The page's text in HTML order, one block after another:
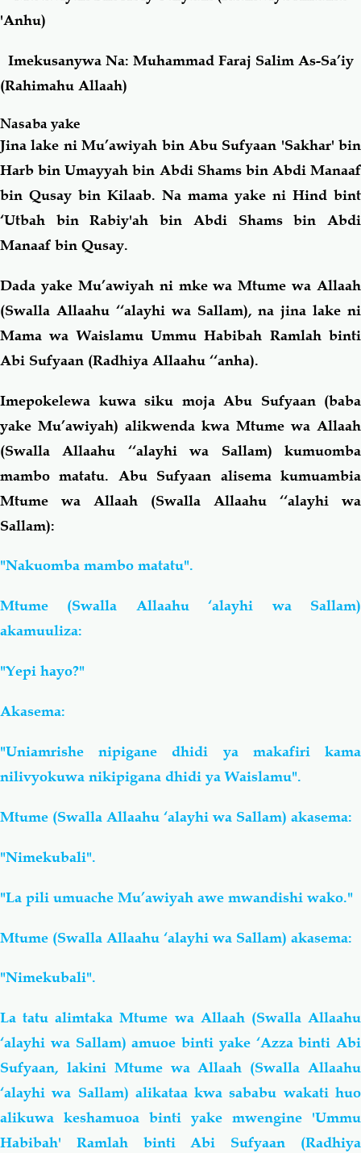
Fiqh-Ibaadah
Fataawa Za Ulamaa Kauli Za Salaf
Akhlaaq-Aadaab Raqaaiq
Familia-Jamii
Chemsha Bongo Vitabu
Mapishi
'Anhu)
Imekusanywa Na: Muhammad Faraj Salim As-Sa’iy
(Rahimahu Allaah)
Nasaba yake
Jina lake ni Mu’awiyah bin Abu Sufyaan 'Sakhar' bin
Harb bin Umayyah bin Abdi Shams bin Abdi Manaaf
bin Qusay bin Kilaab. Na mama yake ni Hind bint
‘Utbah bin Rabiy'ah bin Abdi Shams bin Abdi
Manaaf bin Qusay.
Dada yake Mu’awiyah ni mke wa Mtume wa Allaah
(Swalla Allaahu ‘‘alayhi wa Sallam), na jina lake ni
Mama wa Waislamu Ummu Habibah Ramlah binti
Abi Sufyaan (Radhiya Allaahu ‘‘anha).
Imepokelewa kuwa siku moja Abu Sufyaan (baba
yake Mu’awiyah) alikwenda kwa Mtume wa Allaah
(Swalla Allaahu ‘‘alayhi wa Sallam) kumuomba
mambo matatu. Abu Sufyaan alisema kumuambia
Mtume wa Allaah (Swalla Allaahu ‘‘alayhi wa
Sallam):
"Nakuomba mambo matatu".
Mtume (Swalla Allaahu ‘alayhi wa Sallam)
akamuuliza:
"Yepi hayo?"
Akasema:
"Uniamrishe nipigane dhidi ya makafiri kama
nilivyokuwa nikipigana dhidi ya Waislamu".
Mtume (Swalla Allaahu ‘alayhi wa Sallam) akasema:
"Nimekubali".
"La pili umuache Mu’awiyah awe mwandishi wako."
Mtume (Swalla Allaahu ‘alayhi wa Sallam) akasema:
"Nimekubali".
La tatu alimtaka Mtume wa Allaah (Swalla Allaahu
‘alayhi wa Sallam) amuoe binti yake ‘Azza binti Abi
Sufyaan, lakini Mtume wa Allaah (Swalla Allaahu
‘alayhi wa Sallam) alikataa kwa sababu wakati huo
alikuwa keshamuoa binti yake mwengine 'Ummu
Habibah' Ramlah binti Abi Sufyaan (Radhiya